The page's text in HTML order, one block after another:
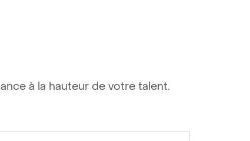
à la hauteur de votre talent.